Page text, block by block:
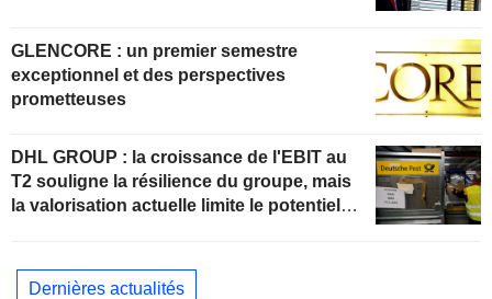
GLENCORE : un premier semestre
exceptionnel et des perspectives
prometteuses
DHL GROUP : la croissance de l'EBIT au
T2 souligne la résilience du groupe, mais
la valorisation actuelle limite le potentiel
Dernières actualités